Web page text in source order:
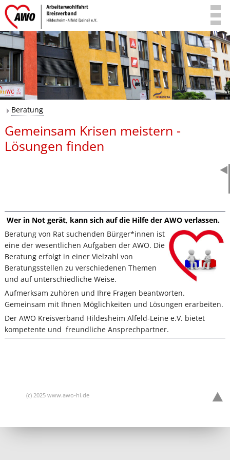
Beratung
Gemeinsam Krisen meistern -
Lösungen finden
Wer in Not gerät, kann sich auf die Hilfe der AWO verlassen.
Beratung von Rat suchenden Bürger*innen ist
eine der wesentlichen Aufgaben der AWO. Die
Beratung erfolgt in einer Vielzahl von
Beratungsstellen zu verschiedenen Themen
und auf unterschiedliche Weise.
Aufmerksam zuhören und Ihre Fragen beantworten.
Gemeinsam mit Ihnen Möglichkeiten und Lösungen erarbeiten.
Der AWO Kreisverband Hildesheim Alfeld-Leine e.V. bietet
kompetente und freundliche Ansprechpartner.
(c) 2025 www.awo-hi.de